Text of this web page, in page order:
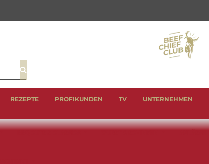
Suche
REZEPTE PROFIKUNDEN TV UNTERNEHMEN